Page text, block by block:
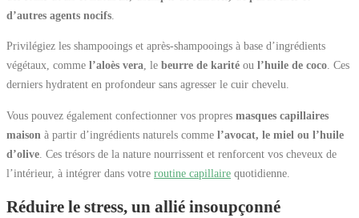
d’autres agents nocifs
Privilégiez les shampooings et après-shampooings à base d’ingrédients
végétaux, comme l’aloès vera, le beurre de karité ou l’huile de coco. Ces
derniers hydratent en profondeur sans agresser le cuir chevelu.
Vous pouvez également confectionner vos propres masques capillaires
maison à partir d’ingrédients naturels comme l’avocat, le miel ou l’huile
d’olive . Ces trésors de la nature nourrissent et renforcent vos cheveux de
l’intérieur, à intégrer dans votre routine capillaire quotidienne.
Réduire le stress, un allié insoupçonné